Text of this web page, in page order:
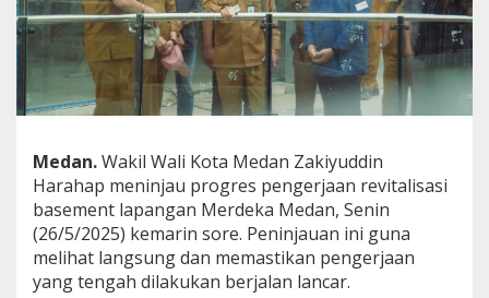
g
a
n
M
e
r
k
a
,
Z
k
i
Medan.Wakil Wali Kota Medan Zakiyuddin
Harahap meninjau progres pengerjaan revitalisasi
basement lapangan Merdeka Medan, Senin
(26/5/2025) kemarin sore. Peninjauan ini guna
melihat langsung dan memastikan pengerjaan
yang tengah dilakukan berjalan lancar.